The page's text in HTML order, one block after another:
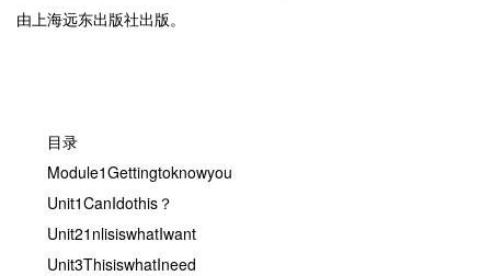
由上海远东出版社出版。
目录
Module1Gettingtoknowyou
Unit1CanIdothis？
Unit21nlisiswhatIwant
Unit3ThisiswhatIneed